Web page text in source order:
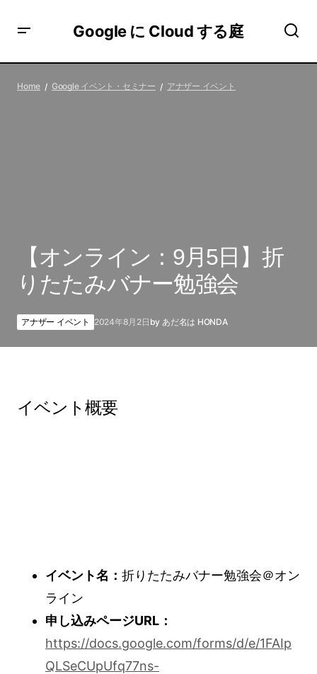
Google に Cloud する庭
Home Google イベント・セミナー アナザー イベント
【オンライン：9月5日】折
りたたみバナー勉強会
アナザー イベント 2024年8月2日 by あだ名は HONDA
イベント概要
イベント名： 折りたたみバナー勉強会＠オン
ライン
申し込みページURL：
https://docs.google.com/forms/d/e/1FAIp
QLSeCUpUfq77ns-